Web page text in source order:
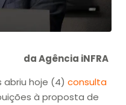
da Agência iNFRA
abriu hoje (4) consulta
à proposta de